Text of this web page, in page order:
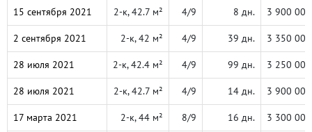
15 сентября 2021 2-к, 42.7 м² 4/9 8 дн. 3 900 000
2 сентября 2021 2-к, 42 м² 4/9 39 дн. 3 350 000
28 июля 2021 2-к, 42.4 м² 4/9 99 дн. 3 250 000
28 июля 2021 2-к, 42.7 м² 4/9 14 дн. 3 900 000
17 марта 2021 2-к, 44 м² 8/9 16 дн. 3 300 000